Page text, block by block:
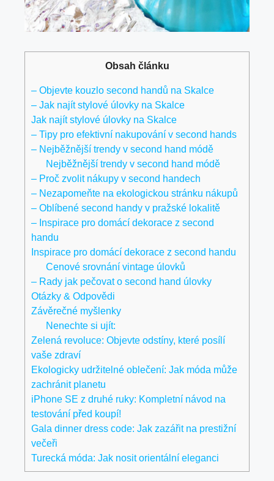
Obsah článku
– Objevte kouzlo second⁢ handů na Skalce
– Jak najít stylové ​úlovky‍ na Skalce
Jak najít stylové úlovky na Skalce
– Tipy pro efektivní nakupování v⁤ second hands
– Nejběžnější trendy​ v⁤ second hand módě
Nejběžnější trendy ⁤v second hand módě
– Proč zvolit nákupy⁣ v second handech
– Nezapomeňte na ekologickou⁣ stránku nákupů
– Oblíbené second handy v pražské lokalitě
– Inspirace pro⁣ domácí dekorace z second
handu
Inspirace pro ​domácí dekorace z second handu
Cenové‌ srovnání vintage úlovků
– Rady jak pečovat o second ⁤hand úlovky
Otázky & Odpovědi
Závěrečné myšlenky
Nenechte si ujít:
Zelená revoluce: Objevte odstíny, které posílí
vaše zdraví
Ekologicky udržitelné oblečení: Jak móda může
zachránit planetu
iPhone SE z druhé ruky: Kompletní návod na
testování před koupí!
Gala dinner dress code: Jak zazářit na prestižní
večeři
Turecká móda: Jak nosit orientální eleganci